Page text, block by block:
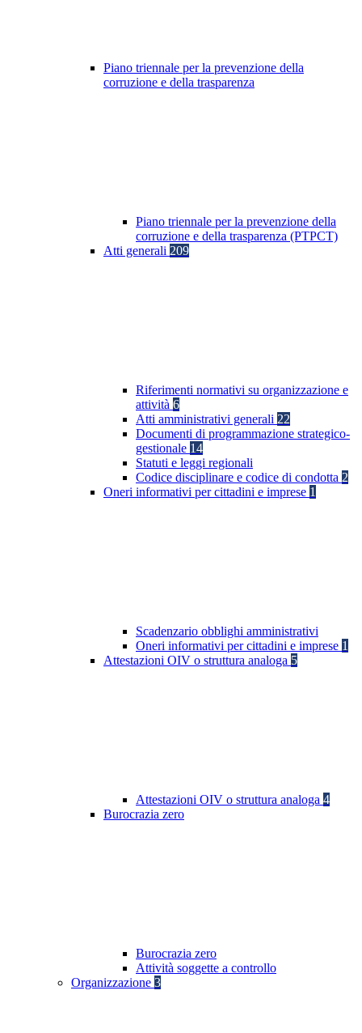
Piano triennale per la prevenzione della
corruzione e della trasparenza
Piano triennale per la prevenzione della
corruzione e della trasparenza (PTPCT)
Atti generali 209
Riferimenti normativi su organizzazione e
attività 6
Atti amministrativi generali 22
Documenti di programmazione strategico-
gestionale 14
Statuti e leggi regionali
Codice disciplinare e codice di condotta 2
Oneri informativi per cittadini e imprese 1
Scadenzario obblighi amministrativi
Oneri informativi per cittadini e imprese 1
Attestazioni OIV o struttura analoga 5
Attestazioni OIV o struttura analoga 4
Burocrazia zero
Burocrazia zero
Attività soggette a controllo
Organizzazione 3